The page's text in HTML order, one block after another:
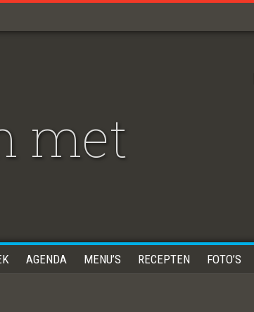
met
AGENDA MENU’S RECEPTEN FOTO’S